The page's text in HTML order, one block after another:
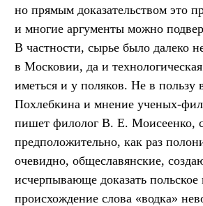
но прямым доказательством это
и многие аргументы можно
В частности, сырье было далеко
в Московии, да и
иметься и у поляков. Не в пользу
Похлебкина и мнение ученых-
пишет филолог В. Е. Моисеенко,
предположительно, как раз
очевидно, общеславянские,
исчерпывающе доказать польское
происхождение слова «водка»